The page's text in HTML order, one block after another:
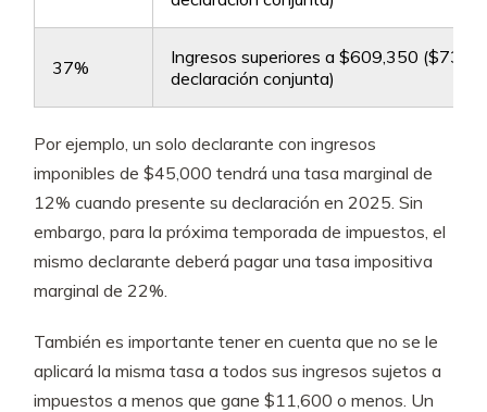
37%
Ingresos superiores a $609,350
declaración conjunta)
Por ejemplo, un solo declarante con ingresos
imponibles de $45,000 tendrá una tasa marginal de
12% cuando presente su declaración en 2025. Sin
embargo, para la próxima temporada de impuestos, el
mismo declarante deberá pagar una tasa impositiva
marginal de 22%.
También es importante tener en cuenta que no se le
aplicará la misma tasa a todos sus ingresos sujetos a
impuestos a menos que gane $11,600 o menos. Un